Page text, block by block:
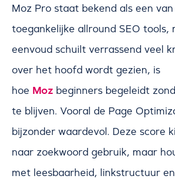
Moz Pro staat bekend als een
toegankelijke allround SEO tools,
eenvoud schuilt verrassend veel
over het hoofd wordt gezien, is
hoe Moz beginners begeleidt
te blijven. Vooral de Page
bijzonder waardevol. Deze score
naar zoekwoord gebruik, maar
met leesbaarheid, linkstructuur